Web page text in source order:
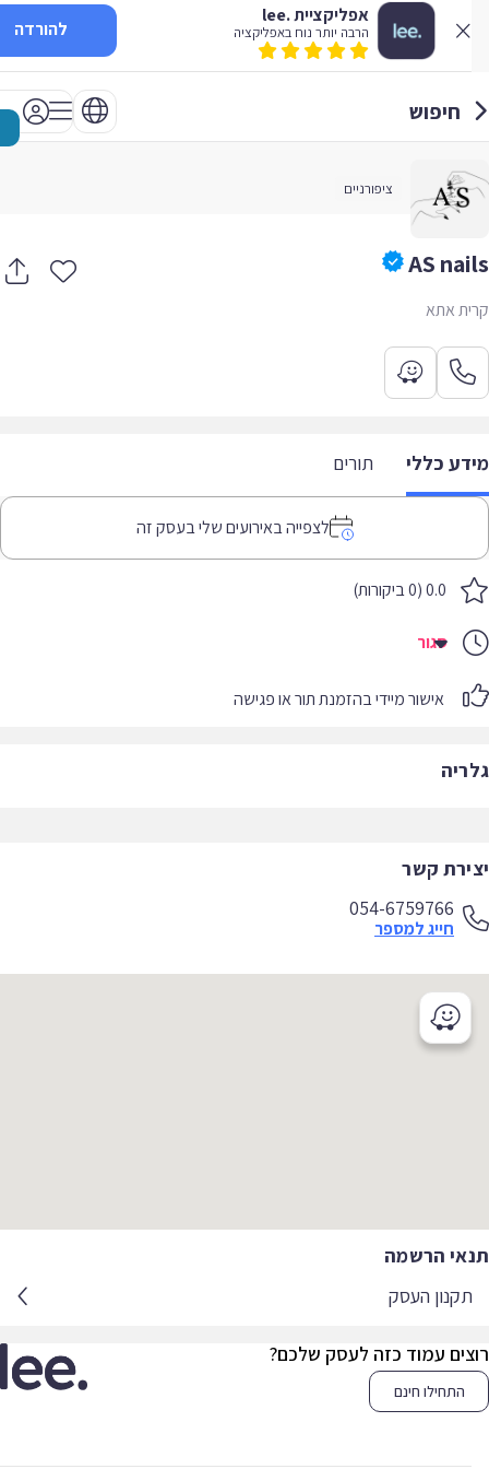
אפליקציית .lee
הרבה יותר נוח באפליקציה להורדה
חיפוש
ציפורניים
AS
אתא
כללי תורים
לצפייה באירועים שלי בעסק זה
0.0 (0 ביקורות)
סגור
אישור מיידי בהזמנת תור או פגישה
קשר
054-6759766
חייג למספר
הרשמה
תקנון העסק
עמוד כזה לעסק שלכם?
התחילו חינם